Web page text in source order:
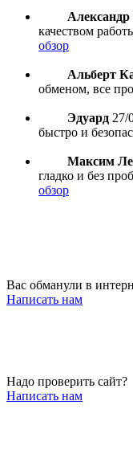
Александр
качеством
обзор
Альберт
обменом, все
Эдуард 27/
быстро и
Максим
гладко и без
обзор
Вас обманули в
Написать нам
Надо проверить сайт?
Написать нам